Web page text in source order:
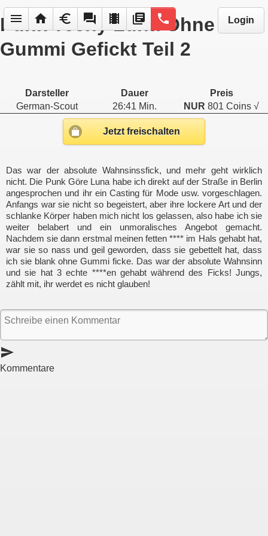
menu home euro forum local_movies library_books phone Login
Punk Teeny Luna Ohne
Gummi Gefickt Teil 2
Darsteller Dauer
Preis
German-Scout
26:41 Min. NUR 801 Coins √
Jetzt freischalten
Das war der absolute Wahnsinssfick, und mehr geht wirklich
nicht. Die Punk Göre Luna habe ich direkt auf der Straße in Berlin
angesprochen und ihr ein Casting für Mode usw. vorgeschlagen.
Anfangs war sie nicht so begeistert, aber ihre lockere Art und der
schlanke Körper haben mich nicht los gelassen, also habe ich sie
weiter belabert und ein unmoralisches Angebot gemacht.
Nachdem sie dann erstmal meinen fetten **** im Hals gehabt hat,
war sie so nass und geil geworden, dass sie gebettelt hat, dass
ich sie blank ohne Gummi ficke. Das war der absolute Wahnsinn
und sie hat 3 echte ****en gehabt während des Ficks! Jungs,
zählt mit, ihr werdet es nicht glauben!
send
Kommentare